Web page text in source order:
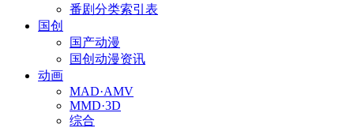
番剧分类索引表
国创
国产动漫
国创动漫资讯
动画
MAD·AMV
MMD·3D
综合